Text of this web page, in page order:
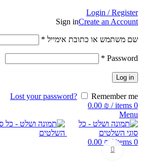
Login / Register
Sign inCreate an Account
שם משתמש או כתובת אימייל *
Password
*
Log in
Lost your password?
Remember me
0
items
/
0.00 ₪
Menu
0
items
/
0.00 ₪